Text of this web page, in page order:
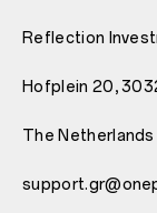
Reflection
Hofplein 20,
The Netherlands